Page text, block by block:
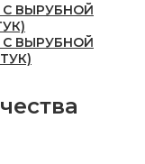
ВЫРУБНОЙ
ВЫРУБНОЙ